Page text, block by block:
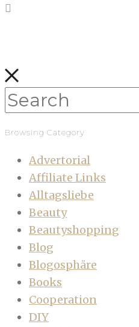
Browsing Category
Advertorial
Affiliate Links
Alltagsliebe
Beauty
Beautyshopping
Blog
Blogosphäre
Books
Cooperation
DIY